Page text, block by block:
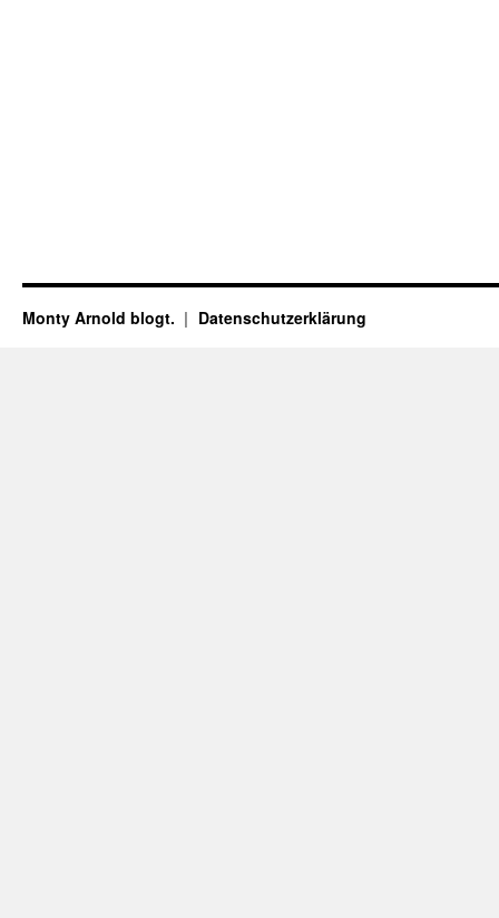
Monty Arnold blogt. Datenschutz­erklärung